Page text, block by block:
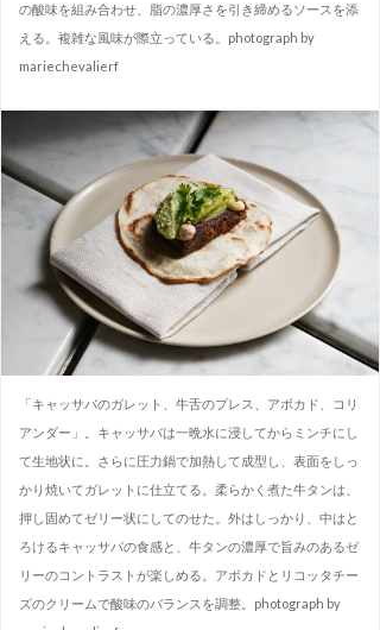
の酸味を組み合わせ、脂の濃厚さを引き締めるソースを添
える。複雑な風味が際立っている。photograph by
mariechevalierf
「キャッサバのガレット、牛舌のプレス、アボカド、コリ
アンダー」。キャッサバは一晩水に浸してからミンチにし
て生地状に。さらに圧力鍋で加熱して成型し、表面をしっ
かり焼いてガレットに仕立てる。柔らかく煮た牛タンは、
押し固めてゼリー状にしてのせた。外はしっかり、中はと
ろけるキャッサバの食感と、牛タンの濃厚で旨みのあるゼ
リーのコントラストが楽しめる。アボカドとリコッタチー
ズのクリームで酸味のバランスを調整。photograph by